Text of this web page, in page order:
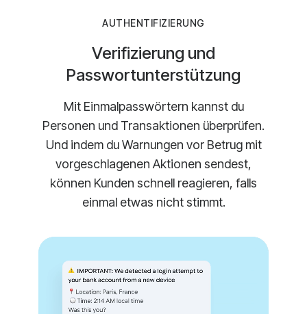
AUTHENTIFIZIERUNG
Verifizierung und
Passwortunterstützung
Mit Einmalpasswörtern kannst du
Personen und Transaktionen überprüfen.
Und indem du Warnungen vor Betrug mit
vorgeschlagenen Aktionen sendest,
können Kunden schnell reagieren, falls
einmal etwas nicht stimmt.